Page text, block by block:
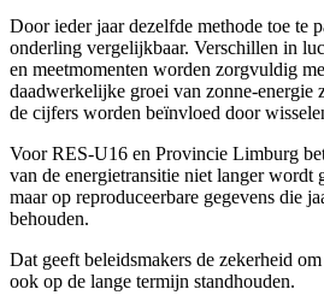
Door ieder jaar dezelfde methode toe te
onderling vergelijkbaar. Verschillen in
en meetmomenten worden zorgvuldig
daadwerkelijke groei van zonne-energie
de cijfers worden beïnvloed door
Voor RES-U16 en Provincie Limburg
van de energietransitie niet langer wordt
maar op reproduceerbare gegevens die
behouden.
Dat geeft beleidsmakers de zekerheid
ook op de lange termijn standhouden.